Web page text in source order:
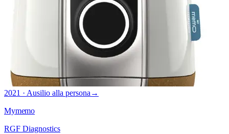
2021 · Ausilio alla persona →
Mymemo
RGF Diagnostics